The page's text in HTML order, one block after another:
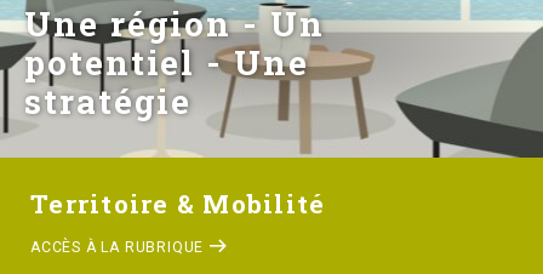
Une région - Un
potentiel - Une
stratégie
Territoire & Mobilité
ACCÈS À LA RUBRIQUE